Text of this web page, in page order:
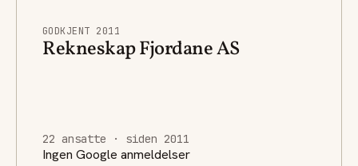
GODKJENT 2011
Rekneskap Fjordane AS
22 ansatte · siden 2011
Ingen Google anmeldelser